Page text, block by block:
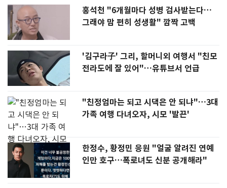
홍석천 "6개월마다 성병 검사받는다…
그래야 맘 편히 성생활" 깜짝 고백
'김구라子' 그리, 할머니외 여행서 "친모
전라도에 잘 있어"…유튜브서 언급
"친정엄마는 되고 시댁은 안 되냐"…3대
가족 여행 다녀오자, 시모 '발끈'
한정수, 황정민 응원 "얼굴 알려진 연예
인만 호구…폭로녀도 신분 공개해라"